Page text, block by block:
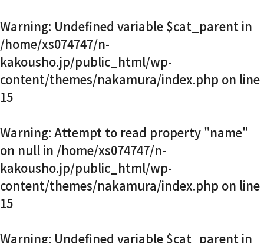
お知らせ・社内報
採用情報
Warning: Undefined variable $cat_parent in
/home/xs074747/n-
kakousho.jp/public_html/wp-
content/themes/nakamura/index.php on line
15
Warning: Attempt to read property "name"
on null in /home/xs074747/n-
kakousho.jp/public_html/wp-
content/themes/nakamura/index.php on line
15
Warning: Undefined variable $cat_parent in